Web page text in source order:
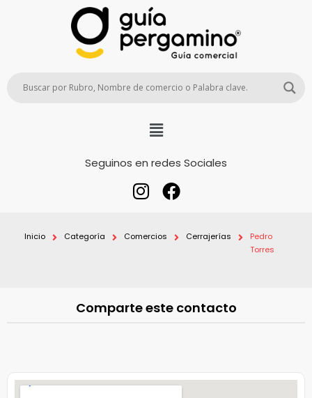
Seguinos en redes Sociales
Inicio Categoría Comercios Cerrajerías
Pedro
Torres
Comparte este contacto